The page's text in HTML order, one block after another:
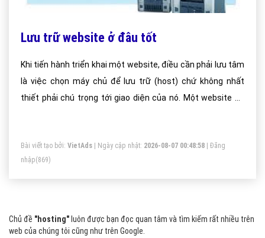
Lưu trữ website ở đâu tốt
Khi tiến hành triển khai một website, điều cần phải lưu tâm
là việc chọn máy chủ để lưu trữ (host) chứ không nhất
thiết phải chú trọng tới giao diện của nó. Một website có
tình trạng chập chờn hay không thể truy cập được.
Bài viết tạo bởi: VietAds | Ngày cập nhật: 2026-08-07 00:48:58
Đăng
nhập(869)
Chủ đề "hosting" luôn được bạn đọc quan tâm và tìm kiếm rất nhiều trên
web của chúng tôi cũng như trên Google.